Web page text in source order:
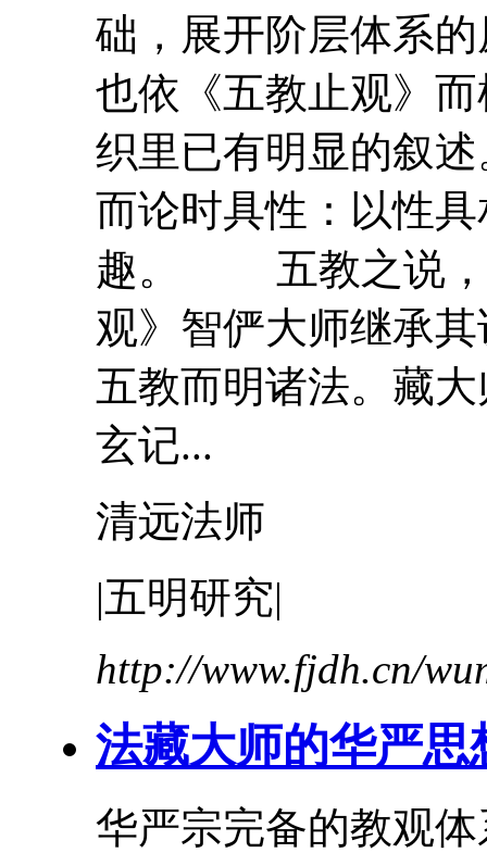
础，展开阶层体系
也依《五教止观》
织里已有明显的叙
而论时具性：以性
趣。 五教之说，
观》 智俨大师继承
五教而明诸法。藏
玄记...
清远法师
|五明研究|
http://www.fjdh.cn/
法藏大师的华严
华严宗完备的教观